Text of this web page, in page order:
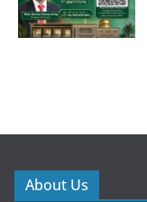
About Us